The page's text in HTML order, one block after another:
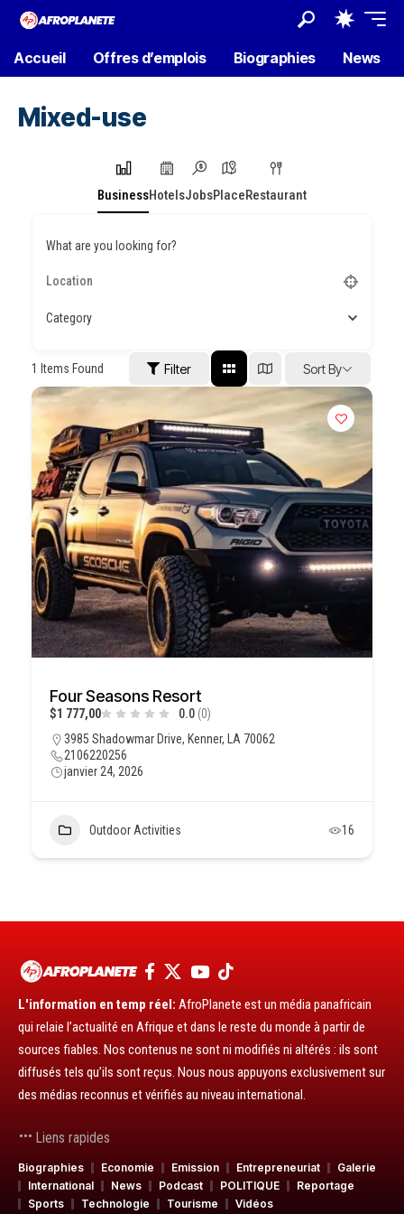
Accueil Offres d’emplois Biographies News
Mixed-use
BusinessHotelsJobsPlaceRestaurant
What are you looking for?
Category
1 Items Found Filter Sort By
Four Seasons Resort
$1 777,00 0.0 (0)
3985 Shadowmar Drive, Kenner, LA 70062
2106220256
janvier 24, 2026
Outdoor Activities 16
L'information en temp réel: AfroPlanete est un média panafricain
qui relaie l’actualité en Afrique et dans le reste du monde à partir de
sources fiables. Nos contenus ne sont ni modifiés ni altérés : ils sont
diffusés tels qu’ils sont reçus. Nous nous appuyons exclusivement sur
des médias reconnus et vérifiés au niveau international.
Liens rapides
Biographies Economie Emission Entrepreneuriat
Galerie
International
News Podcast POLITIQUE
Reportage
Sports
Technologie Tourisme Vidéos